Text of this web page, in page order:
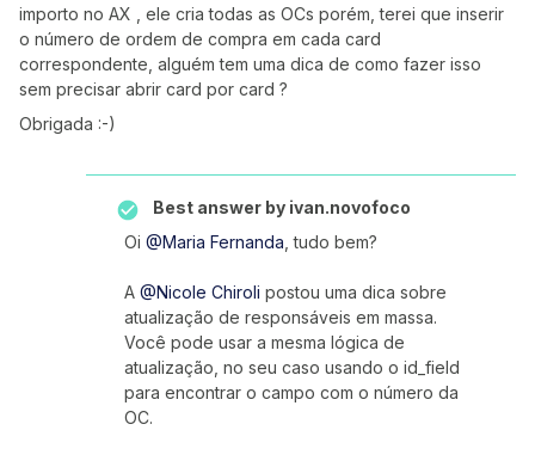
importo no AX , ele cria todas as OCs porém, terei que inserir
o número de ordem de compra em cada card
correspondente, alguém tem uma dica de como fazer isso
sem precisar abrir card por card ?
Obrigada :-)
Best answer by ivan.novofoco
Oi @Maria Fernanda , tudo bem?
A @Nicole Chiroli postou uma dica sobre
atualização de responsáveis em massa.
Você pode usar a mesma lógica de
atualização, no seu caso usando o id_field
para encontrar o campo com o número da
OC.